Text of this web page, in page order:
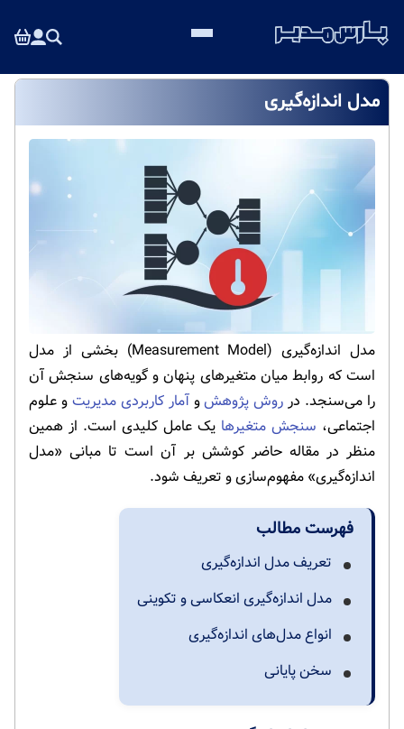
مدل اندازه‌گیری
مدل اندازه‌گیری (Measurement Model) بخشی از مدل
است که روابط میان متغیرهای پنهان و گویه‌های سنجش آن
را می‌سنجد. در روش پژوهشوآمار کاربردی مدیریت و علوم
اجتماعی، سنجش متغیرها یک عامل کلیدی است. از همین
منظر در مقاله حاضر کوشش بر آن است تا مبانی «مدل
اندازه‌گیری» مفهوم‌سازی و تعریف شود.
فهرست مطالب
تعریف مدل اندازه‌گیری
مدل اندازه‌گیری انعکاسی و تکوینی
انواع مدل‌های اندازه‌گیری
سخن پایانی